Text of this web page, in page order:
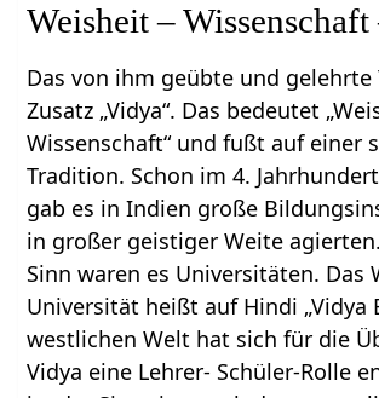
Weisheit – Wissenschaft
Das von ihm geübte und gelehrte
Zusatz „Vidya“. Das bedeutet
Wissenschaft“ und fußt auf einer
Tradition. Schon im 4.
gab es in Indien große
in großer geistiger Weite
Sinn waren es Universitäten. Das
Universität heißt auf Hindi „Vidya
westlichen Welt hat sich für die
Vidya eine Lehrer- Schüler-Rolle